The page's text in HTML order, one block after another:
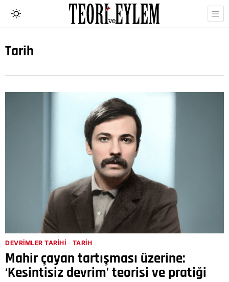
Tarih
DEVRIMLER TARIHI · TARIH
Mahir çayan tartışması üzerine:
‘Kesintisiz devrim’ teorisi ve pratiği